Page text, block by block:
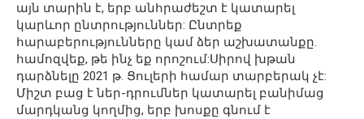
այն տարին է, երբ անհրաժեշտ է կատարել
կարևոր ընտրություններ: Ընտրեք
հարաբերությունները կամ ձեր աշխատանքը.
համոզվեք, թե ինչ եք որոշում:Սիրով խթան
դարձնելը 2021 թ. Ցուլերի համար տարբերակ չէ:
Միշտ բաց է ներ-դրումներ կատարել բանիմաց
մարդկանց կողմից, երբ խոսքը գնում է